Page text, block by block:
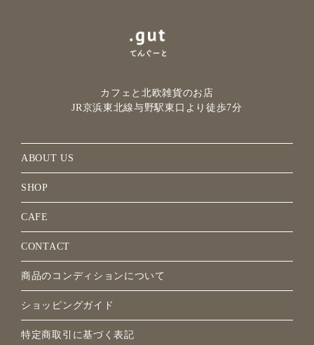
カフェと北欧雑貨のお店
JR京浜東北線与野駅東口より徒歩7分
ABOUT US
SHOP
CAFE
CONTACT
商品のコンディションについて
ショッピングガイド
特定商取引に基づく表記